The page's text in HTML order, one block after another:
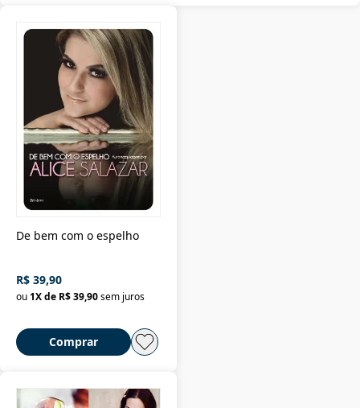
De bem com o espelho
R$ 39,90
ou1X de R$ 39,90sem juros
Comprar